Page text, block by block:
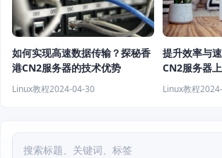
如何实现高速数据传输？探秘香
港CN2服务器的技术优势
Linux教程2024-04-30
提升效率与
CN2服务器
速
Linux教程